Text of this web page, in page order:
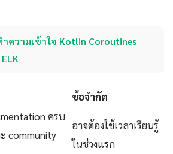
ำความเข้าใจ Kotlin Coroutines
ข้อจำกัด
ครบ
community
อาจต้องใช้เวลาเรียนรู้
ในช่วงแรก